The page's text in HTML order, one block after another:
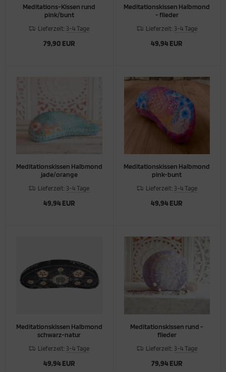
Meditations-Kissen rund
pink/bunt
Lieferzeit: 3-4 Tage
79,90 EUR
Meditationskissen Halbmond
- flieder
Lieferzeit: 3-4 Tage
49,94 EUR
Meditationskissen Halbmond
jade/orange
Lieferzeit: 3-4 Tage
49,94 EUR
Meditationskissen Halbmond
pink-bunt
Lieferzeit: 3-4 Tage
49,94 EUR
Meditationskissen Halbmond
schwarz-natur
Lieferzeit: 3-4 Tage
49,94 EUR
Meditationskissen rund -
flieder
Lieferzeit: 3-4 Tage
79,94 EUR